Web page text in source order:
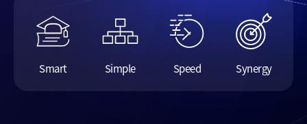
Smart Simple Speed Synergy